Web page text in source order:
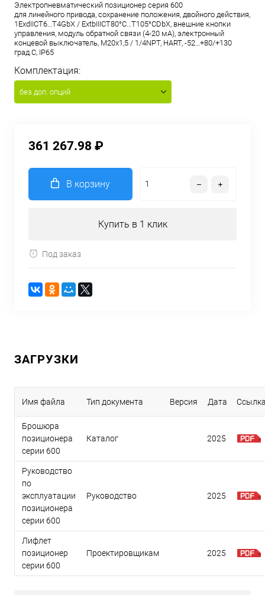
Электропневматический позиционер серия 600
для линейного привода, сохранение положения, двойного действия,
1ExdIICT6…T4GbX / ExtbIIICT80°C…T105°CDbX, внешние кнопки
управления, модуль обратной связи (4-20 мА), электронный
концевой выключатель, M20x1,5 / 1/4NPT, HART, -52…+80/+130
град.С, IP65
Комплектация:
без доп. опций
361 267.98 ₽
В корзину
Купить в 1 клик
Под заказ
ЗАГРУЗКИ
Имя файла Тип документа Версия Дата
Брошюра
позиционера
серии 600
Каталог 2025
Руководство
по
эксплуатации
позиционера
серии 600
Руководство 2025
Лифлет
позиционер
серии 600
Проектировщикам 2025